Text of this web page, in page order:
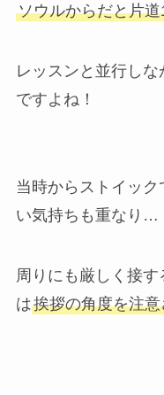
ソウルからだと片
レッスンと並行し
ですよね！
当時からストイッ
い気持ちも重なり…
周りにも厳しく接
は挨拶の角度を注